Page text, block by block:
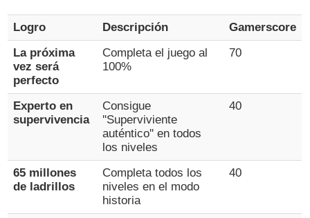
Logro Descripción
Gamerscore
La próxima
vez será
perfecto
Completa el juego al
100%
70
Experto en
supervivencia
Consigue
''Superviviente
auténtico'' en todos
los niveles
40
65 millones
de ladrillos
Completa todos los
niveles en el modo
historia
40